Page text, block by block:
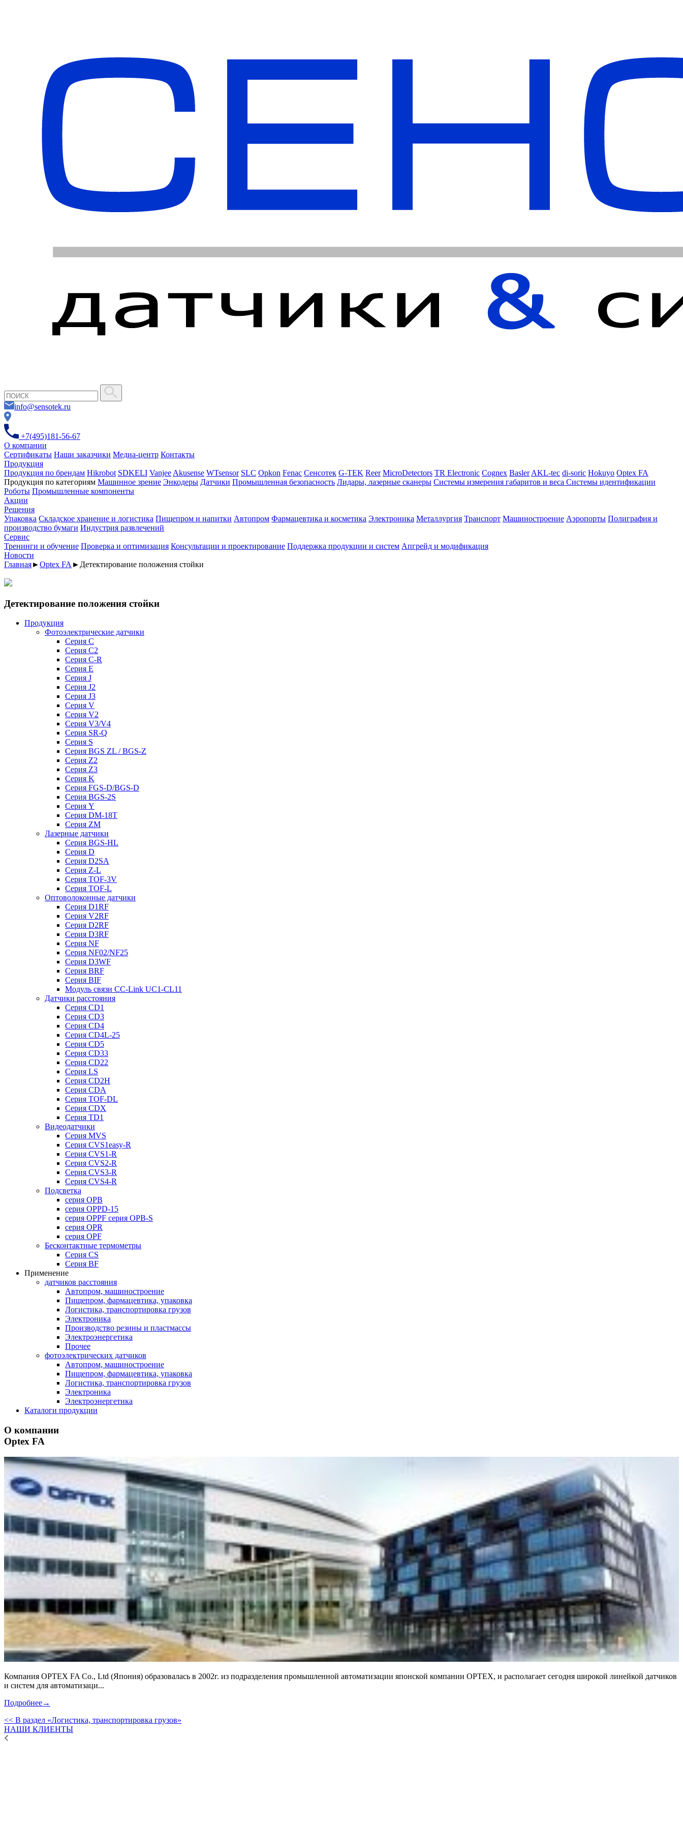
info@sensotek.ru
+7(495)181-56-67
О компании
Сертификаты Наши заказчики Медиа-центр Контакты
Продукция
Продукция по брендам Hikrobot SDKELI Vanjee Akusense WTsensor SLC Opkon Fenac Сенсотек G-TEK Reer MicroDetectors TR Electronic Cognex Basler AKL-tec di-soric Hokuyo Optex FA
Продукция по категориям Машинное зрение Энкодеры Датчики Промышленная безопасность Лидары, лазерные сканеры Системы измерения габаритов и веса Системы идентификации
Роботы Промышленные компоненты
Акции
Решения
Упаковка Складское хранение и логистика Пищепром и напитки Автопром Фармацевтика и косметика Электроника Металлургия Транспорт Машиностроение Аэропорты Полиграфия и
производство бумаги Индустрия развлечений
Сервис
Тренинги и обучение Проверка и оптимизация Консультации и проектирование Поддержка продукции и систем Апгрейд и модификация
Новости
Главная►Optex FA ► Детектирование положения стойки
Детектирование положения стойки
Продукция
Фотоэлектрические датчики
Серия C
Серия C2
Серия C-R
Серия E
Серия J
Серия J2
Серия J3
Серия V
Серия V2
Серия V3/V4
Серия SR-Q
Серия S
Серия BGS ZL / BGS-Z
Серия Z2
Серия Z3
Серия K
Серия FGS-D/BGS-D
Серия BGS-2S
Серия Y
Серия DM-18T
Серия ZM
Лазерные датчики
Серия BGS-HL
Серия D
Серия D2SA
Серия Z-L
Серия TOF-3V
Серия TOF-L
Оптоволоконные датчики
Серия D1RF
Серия V2RF
Серия D2RF
Серия D3RF
Серия NF
Серия NF02/NF25
Серия D3WF
Серия BRF
Серия BIF
Модуль связи CC-Link UC1-CL11
Датчики расстояния
Серия CD1
Серия CD3
Серия CD4
Серия CD4L-25
Серия CD5
Серия CD33
Серия CD22
Серия LS
Серия CD2H
Серия CDA
Серия TOF-DL
Серия CDX
Серия TD1
Видеодатчики
Серия MVS
Серия CVS1easy-R
Серия CVS1-R
Серия CVS2-R
Серия CVS3-R
Серия CVS4-R
Подсветка
серия OPB
серия OPPD-15
серия OPPF серия OPB-S
серия OPR
серия OPF
Бесконтактные термометры
Серия CS
Серия BF
Применение
датчиков расстояния
Автопром, машиностроение
Пищепром, фармацевтика, упаковка
Логистика, транспортировка грузов
Электроника
Производство резины и пластмассы
Электроэнергетика
Прочее
фотоэлектрических датчиков
Автопром, машиностроение
Пищепром, фармацевтика, упаковка
Логистика, транспортировка грузов
Электроника
Электроэнергетика
Каталоги продукции
О компании
Optex FA
Компания OPTEX FA Co., Ltd (Япония) образовалась в 2002г. из подразделения промышленной автоматизации японской компании OPTEX, и располагает сегодня широкой линейкой датчиков
и систем для автоматизаци...
Подробнее→
<< В раздел «Логистика, транспортировка грузов»
НАШИ КЛИЕНТЫ